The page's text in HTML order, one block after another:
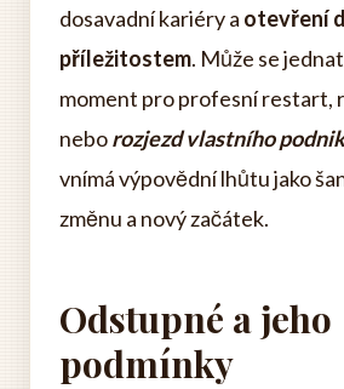
dosavadní kariéry a otevření
příležitostem. Může se
moment pro profesní restart,
neborozjezd vlastního
vnímá výpovědní lhůtu jako
změnu a nový začátek.
Odstupné a jeho
podmínky